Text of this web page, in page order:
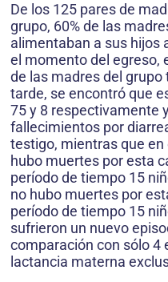
De los 125 pares de
grupo, 60% de las
alimentaban a sus hijos
el momento del egreso,
de las madres del
tarde, se encontró que
75 y 8 respectivamente
fallecimientos por
testigo, mientras que
hubo muertes por esta
período de tiempo 15
no hubo muertes por
período de tiempo 15
sufrieron un nuevo
comparación con sólo 4
lactancia materna